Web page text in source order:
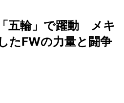
五輪」で躍動 メキ
たFWの力量と闘争